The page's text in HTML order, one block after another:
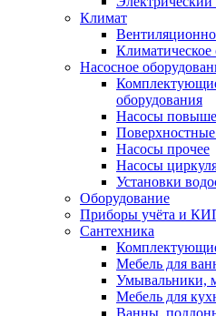
Климат
Климатическое
Насосное
оборудования
Насосы
Насосы прочее
Насосы
Установки
Оборудование
Приборы учёта и
Сантехника
Мебель для
Умывальники,
Мебель для
Ванны,